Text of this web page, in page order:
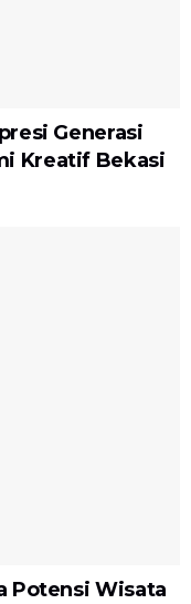
Generasi
Kreatif Bekasi
Potensi Wisata